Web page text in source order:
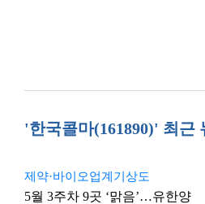
'한국콜마(161890)' 최근
제약·바이오업계기상도
5월 3주차 9곳 ‘맑음’…유한양